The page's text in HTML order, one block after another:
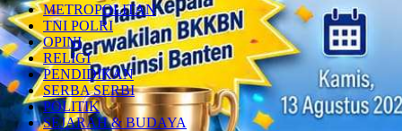
METROPOLITAN
TNI POLRI
OPINI
RELIGI
PENDIDIKAN
SERBA SERBI
POLITIK
SEJARAH & BUDAYA